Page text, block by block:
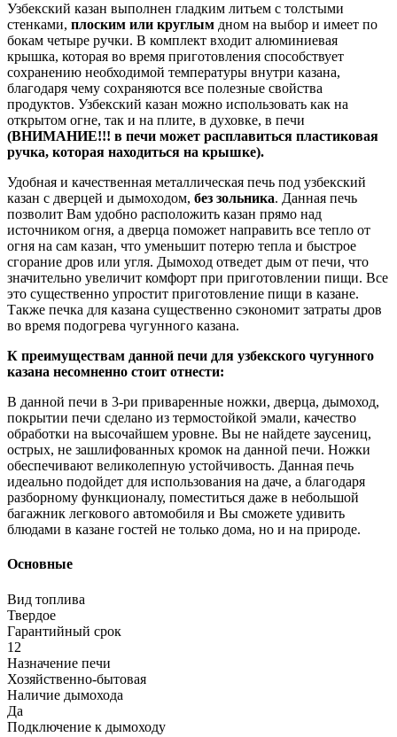
Узбекский казан выполнен гладким литьем с толстыми
стенками, плоским или круглым дном на выбор и имеет по
бокам четыре ручки. В комплект входит алюминиевая
крышка, которая во время приготовления способствует
сохранению необходимой температуры внутри казана,
благодаря чему сохраняются все полезные свойства
продуктов. Узбекский казан можно использовать как на
открытом огне, так и на плите, в духовке, в печи
(ВНИМАНИЕ!!! в печи может расплавиться пластиковая
ручка, которая находиться на крышке).
Удобная и качественная металлическая печь под узбекский
казан с дверцей и дымоходом, без зольника. Данная печь
позволит Вам удобно расположить казан прямо над
источником огня, а дверца поможет направить все тепло от
огня на сам казан, что уменьшит потерю тепла и быстрое
сгорание дров или угля. Дымоход отведет дым от печи, что
значительно увеличит комфорт при приготовлении пищи. Все
это существенно упростит приготовление пищи в казане.
Также печка для казана существенно сэкономит затраты дров
во время подогрева чугунного казана.
К преимуществам данной печи для узбекского чугунного
казана несомненно стоит отнести:
В данной печи в 3-ри приваренные ножки, дверца, дымоход,
покрытии печи сделано из термостойкой эмали, качество
обработки на высочайшем уровне. Вы не найдете заусениц,
острых, не зашлифованных кромок на данной печи. Ножки
обеспечивают великолепную устойчивость. Данная печь
идеально подойдет для использования на даче, а благодаря
разборному функционалу, поместиться даже в небольшой
багажник легкового автомобиля и Вы сможете удивить
блюдами в казане гостей не только дома, но и на природе.
Основные
Вид топлива
Твердое
Гарантийный срок
12
Назначение печи
Хозяйственно-бытовая
Наличие дымохода
Да
Подключение к дымоходу